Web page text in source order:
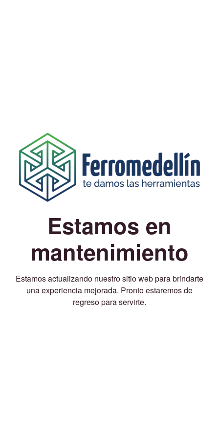
Estamos en
mantenimiento
Estamos actualizando nuestro sitio web para brindarte
una experiencia mejorada. Pronto estaremos de
regreso para servirte.